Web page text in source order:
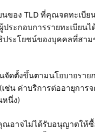
อง TLD ที่คุณจดทะเบี
กอบการรายทะเบียน
ระโยชน์ของบุคคลที่สา
ดตั้งขึ้นตามนโยบายรา
น ค่าบริการต่ออายุการ
หนึ่ง)
อาจไม่ได้รับอนุญาตให้ซื้